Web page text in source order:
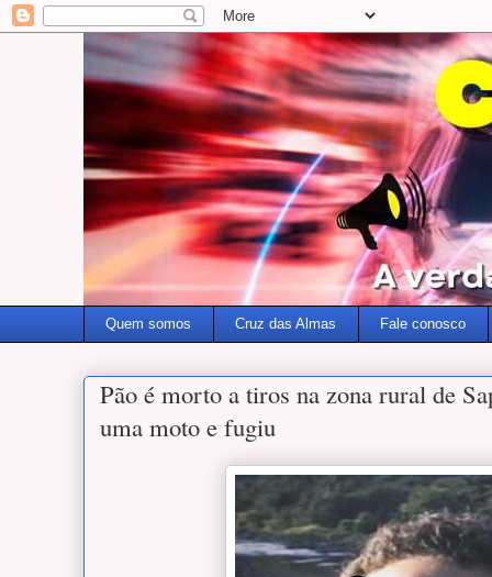
Quem somos Cruz das Almas Fale conosco
Pão é morto a tiros na zona rural de
uma moto e fugiu